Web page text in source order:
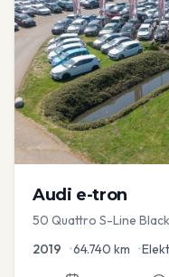
Audi e-tron
50 Quattro S-Line
2019 •64.740 km •